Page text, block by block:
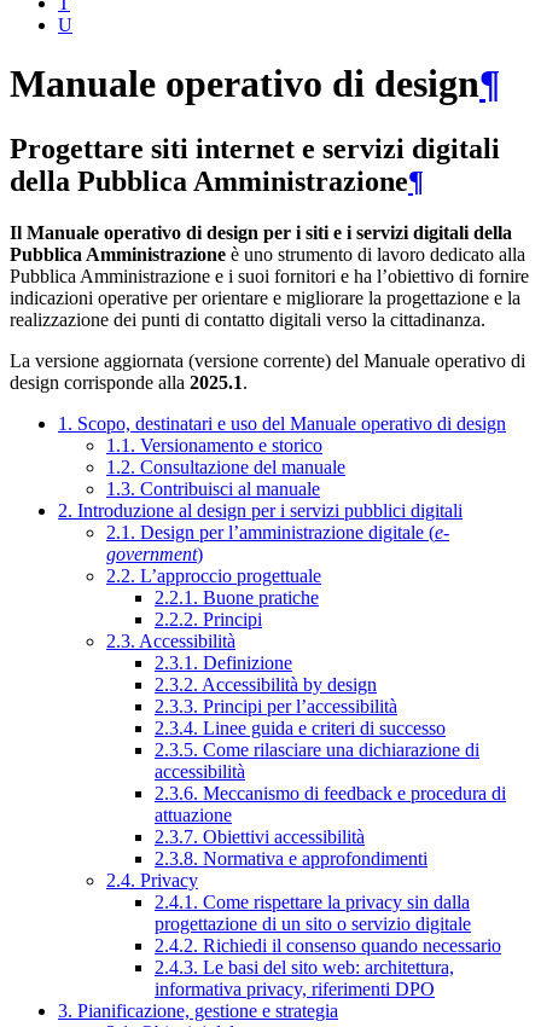
U
Manuale operativo di design¶
Progettare siti internet e servizi digitali
della Pubblica Amministrazione¶
Il Manuale operativo di design per i siti e i servizi digitali della
Pubblica Amministrazione è uno strumento di lavoro dedicato alla
Pubblica Amministrazione e i suoi fornitori e ha l’obiettivo di fornire
indicazioni operative per orientare e migliorare la progettazione e la
realizzazione dei punti di contatto digitali verso la cittadinanza.
La versione aggiornata (versione corrente) del Manuale operativo di
design corrisponde alla 2025.1.
1. Scopo, destinatari e uso del Manuale operativo di design
1.1. Versionamento e storico
1.2. Consultazione del manuale
1.3. Contribuisci al manuale
2. Introduzione al design per i servizi pubblici digitali
2.1. Design per l’amministrazione digitale (e-
government)
2.2. L’approccio progettuale
2.2.1. Buone pratiche
2.2.2. Principi
2.3. Accessibilità
2.3.1. Definizione
2.3.2. Accessibilità by design
2.3.3. Principi per l’accessibilità
2.3.4. Linee guida e criteri di successo
2.3.5. Come rilasciare una dichiarazione di
accessibilità
2.3.6. Meccanismo di feedback e procedura di
attuazione
2.3.7. Obiettivi accessibilità
2.3.8. Normativa e approfondimenti
2.4. Privacy
2.4.1. Come rispettare la privacy sin dalla
progettazione di un sito o servizio digitale
2.4.2. Richiedi il consenso quando necessario
2.4.3. Le basi del sito web: architettura,
informativa privacy, riferimenti DPO
3. Pianificazione, gestione e strategia